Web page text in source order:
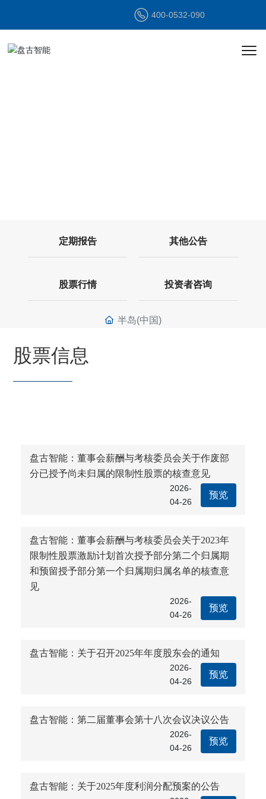
400-0532-090
定期报告 其他公告
股票行情 投资者咨询
半岛(中国)
股票信息
盘古智能：董事会薪酬与考核委员会关于作废部
分已授予尚未归属的限制性股票的核查意见
2026-
04-26
预览
盘古智能：董事会薪酬与考核委员会关于2023年
限制性股票激励计划首次授予部分第二个归属期
和预留授予部分第一个归属期归属名单的核查意
见
2026-
04-26
预览
盘古智能：关于召开2025年年度股东会的通知
2026-
04-26
预览
盘古智能：第二届董事会第十八次会议决议公告
2026-
04-26
预览
盘古智能：关于2025年度利润分配预案的公告